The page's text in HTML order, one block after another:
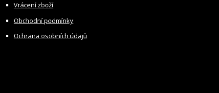
Vrácení zboží
Obchodní podmínky
Ochrana osobních údajů